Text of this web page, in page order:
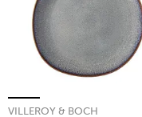
VILLEROY & BOCH